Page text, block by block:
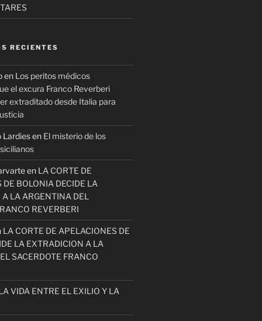
RECIENTES
en Los peritos médicos
el excura Franco Reverberi
extraditado desde Italia para
Lardiesen El misterio de los
en LA CORTE DE
DE BOLONIA DECIDE LA
LA ARGENTINA DEL
REVERBERI
LA CORTE DE APELACIONES DE
LA EXTRADICION A LA
SACERDOTE FRANCO
VIDA ENTRE EL EXILIO Y LA